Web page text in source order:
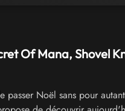
Of Mana, Shovel
Noël sans pour